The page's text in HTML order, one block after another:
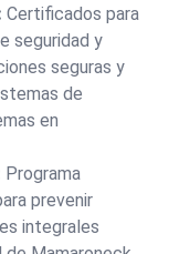
Certificados para
seguridad y
seguras y
de
en
Programa
prevenir
integrales